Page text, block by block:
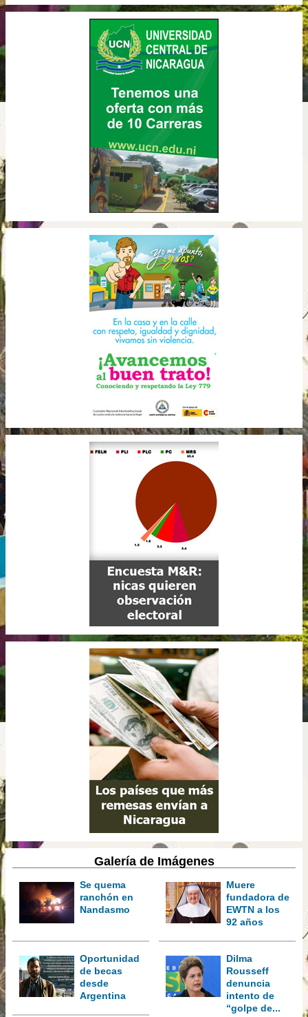
Galería de Imágenes
Se quema
ranchón en
Nandasmo
Muere
fundadora de
EWTN a los
92 años
Oportunidad
de becas
desde
Argentina
Dilma
Rousseff
denuncia
intento de
“golpe de...